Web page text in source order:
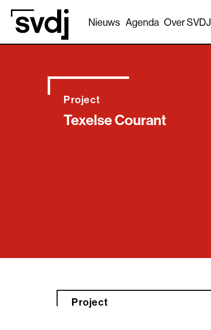
Naar hoofdinhoud
Nieuws Agenda Over SVDJ
Texelse Courant
Project
Project